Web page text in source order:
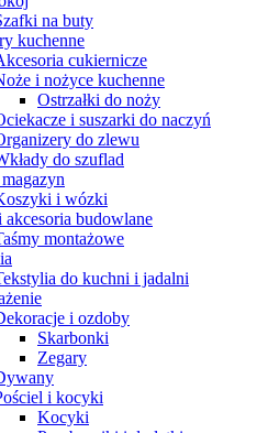
na buty
kuchenne
cukiernicze
i nożyce kuchenne
Ostrzałki do noży
i suszarki do naczyń
do zlewu
do szuflad
i wózki
akcesoria budowlane
montażowe
do kuchni i jadalni
i ozdoby
Skarbonki
Zegary
i kocyki
Kocyki